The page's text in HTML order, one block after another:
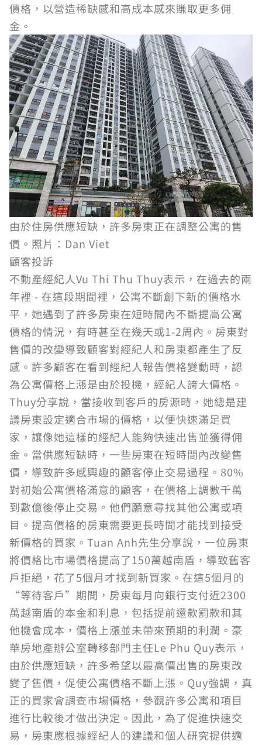
價格，以營造稀缺感和高成本感來賺取更多佣
金。
由於住房供應短缺，許多房東正在調整公寓的售
價。照片：Dan Viet
顧客投訴
不動產經紀人Vu Thi Thu Thuy表示，在過去的兩
年裡 - 在這段期間裡，公寓不斷創下新的價格水
平，她遇到了許多房東在短時間內不斷提高公寓
價格的情況，有時甚至在幾天或1-2周內。房東對
售價的改變導致顧客對經紀人和房東都產生了反
感。許多顧客在看到經紀人報告價格變動時，認
為公寓價格上漲是由於投機，經紀人誇大價格。
Thuy分享說，當接收到客戶的房源時，她總是建
議房東設定適合市場的價格，以便快速滿足買
家，讓像她這樣的經紀人能夠快速出售並獲得佣
金。當供應短缺時，一些房東在短時間內改變售
價，導致許多感興趣的顧客停止交易過程。80%
對初始公寓價格滿意的顧客，在價格上調數千萬
到數億後停止交易。他們願意尋找其他公寓或項
目。提高價格的房東需要更長時間才能找到接受
新價格的買家。Tuan Anh先生分享說，一位房東
將價格比市場價格提高了150萬越南盾，導致舊客
戶拒絕，花了5個月才找到新買家。在這5個月的
“等待客戶”期間，房東每月向銀行支付近2300
萬越南盾的本金和利息，包括提前還款罰款和其
他機會成本，價格上漲並未帶來預期的利潤。豪
華房地產辦公室轉移部門主任Le Phu Quy表示，
由於供應短缺，許多希望以最高價出售的房東改
變了售價，促使公寓價格不斷上漲。Quy強調，真
正的買家會調查市場價格，參觀許多公寓和項目
進行比較後才做出決定。因此，為了促進快速交
易，房東應根據經紀人的建議和個人研究提供適